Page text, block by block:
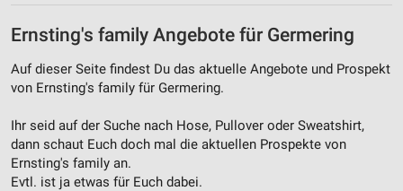
Ernsting's family Angebote für Germering
Auf dieser Seite findest Du das aktuelle Angebote und Prospekt
von Ernsting's family für Germering.
Ihr seid auf der Suche nach Hose, Pullover oder Sweatshirt,
dann schaut Euch doch mal die aktuellen Prospekte von
Ernsting's family an.
Evtl. ist ja etwas für Euch dabei.